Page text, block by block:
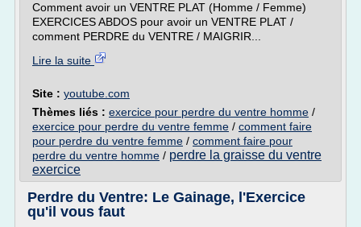
Comment avoir un VENTRE PLAT (Homme / Femme)
EXERCICES ABDOS pour avoir un VENTRE PLAT /
comment PERDRE du VENTRE / MAIGRIR...
Lire la suite
Site : youtube.com
Thèmes liés : exercice pour perdre du ventre homme /
exercice pour perdre du ventre femme / comment faire
pour perdre du ventre femme / comment faire pour
perdre du ventre homme / perdre la graisse du ventre
exercice
Perdre du Ventre: Le Gainage, l'Exercice
qu'il vous faut